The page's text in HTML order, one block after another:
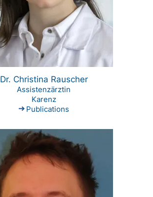
Dr. Christina Rauscher
Assistenzärztin
Karenz
Publications